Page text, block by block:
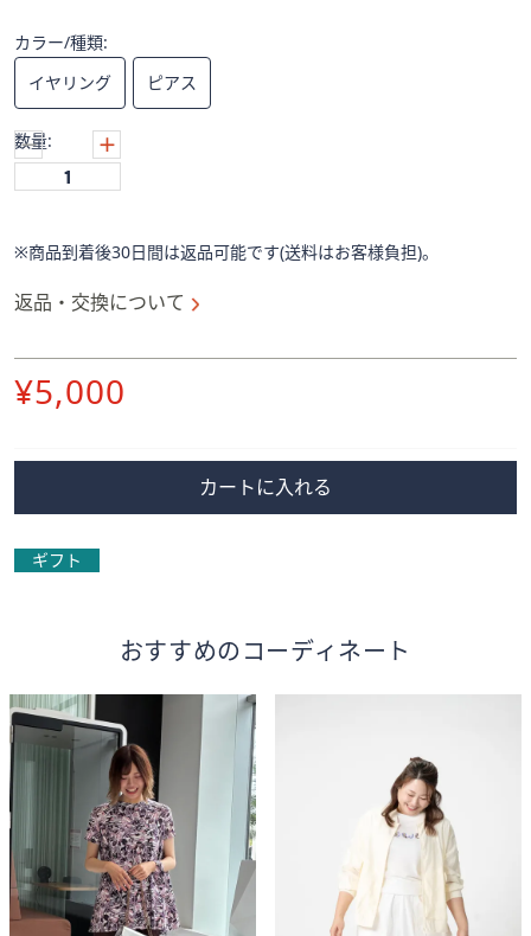
イ
て
閲
覧
き
す。
カラー/種類:
イヤリング
ピアス
数量:
※商品到着後30日間は返品可能です(送料はお客様負担)。
返品・交換について
削
¥5,000
カートに入れる
ギフト
おすすめのコーディネート